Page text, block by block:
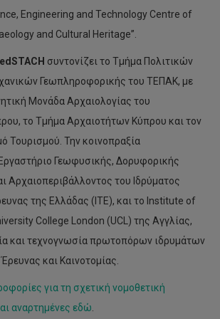
Engineering and Technology Centre of
and Cultural Heritage”.
συντονίζει το Τμήμα Πολιτικών
Γεωπληροφορικής του ΤΕΠΑΚ, με
Μονάδα Αρχαιολογίας του
το Τμήμα Αρχαιοτήτων Κύπρου και τον
Τουρισμού. Την κοινοπραξία
Γεωφυσικής, Δορυφορικής
Αρχαιοπεριβάλλοντος του Ιδρύματος
της Ελλάδας (ΙΤΕ), και το Institute of
College London (UCL) της Αγγλίας,
και τεχνογνωσία πρωτοπόρων ιδρυμάτων
και Καινοτομίας.
για τη σχετική νομοθετική
αναρτημένες εδώ